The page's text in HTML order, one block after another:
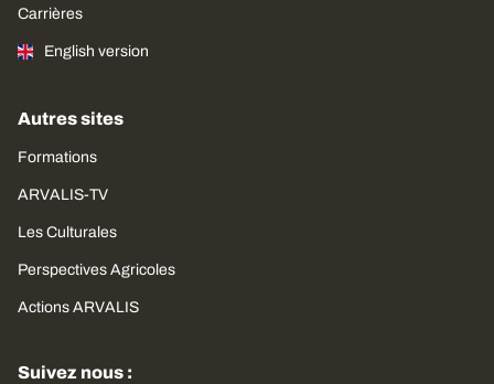
Carrières
English version
Autres sites
Formations
ARVALIS-TV
Les Culturales
Perspectives Agricoles
Actions ARVALIS
Suivez nous :